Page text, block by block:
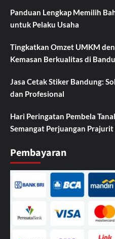
Panduan Lengkap Memilih
untuk Pelaku Usaha
Tingkatkan Omzet UMKM
Kemasan Berkualitas di
Jasa Cetak Stiker Bandung:
dan Profesional
Hari Peringatan Pembela
Semangat Perjuangan Prajurit
Pembayaran